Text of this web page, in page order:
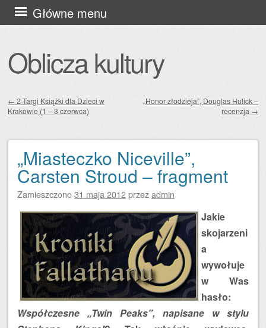
Oblicza kultury
Główne menu
Przejdź
do
Zobacz wpisy
← 2 Targi Książki dla Dzieci w
Krakowie (1 – 3 czerwca)
„Honor złodzieja”, Douglas Hulick –
recenzja →
„Miasteczko Niceville”,
Carsten Stroud – fragment
Zamieszczono31 maja 2012przezadmin
Jakie
skojarzeni
a
wywołuje
w Was
hasło:
Współczesne „Twin Peaks”, napisane w stylu